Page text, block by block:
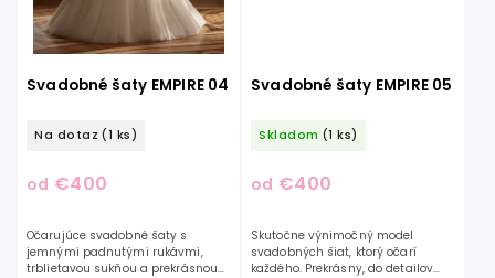
Svadobné šaty EMPIRE 04
Na dotaz (1 ks)
od €400
Očarujúce svadobné šaty s
jemnými padnutými rukávmi,
trblietavou sukňou a prekrásnou
Svadobné šaty EMPIRE 05
Skladom (1 ks)
od €400
Skutočne výnimočný model
svadobných šiat, ktorý očarí
každého. Prekrásny, do detailov